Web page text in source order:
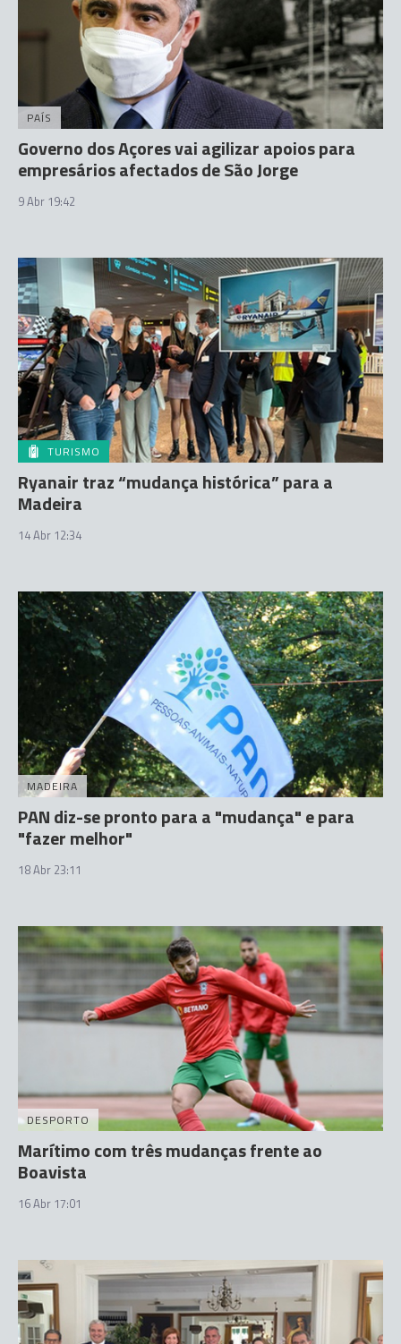
PAÍS
Governo dos Açores vai agilizar apoios para
empresários afectados de São Jorge
9 Abr 19:42
TURISMO
Ryanair traz “mudança histórica” para a
Madeira
14 Abr 12:34
MADEIRA
PAN diz-se pronto para a "mudança" e para
"fazer melhor"
18 Abr 23:11
DESPORTO
Marítimo com três mudanças frente ao
Boavista
16 Abr 17:01